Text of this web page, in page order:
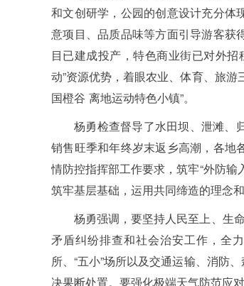
和文创研学，公园的创意设计充分体
意项目、品质品味等方面引导游客获
目已建成投产，特色商业街已对外
动”资源优势，着眼农业、体育、旅
国橙谷 离地运动特色小镇”。
杨勇检查督导了水田坝、泄滩、
销售旺季和年终岁末返乡高潮，各地
情防控指挥部工作要求，筑牢“外防
筑牢基层基础，运用共同缔造的理念
杨勇强调，要坚持人民至上、生
矛盾纠纷排查和社会治安工作，全
所、“五小”场所以及交通运输、消防
决果断处置。要强化极端天气防范应